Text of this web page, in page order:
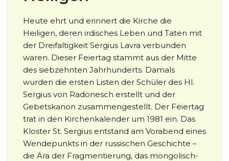
Heute ehrt und erinnert die Kirche die
Heiligen, deren irdisches Leben und Taten mit
der Dreifaltigkeit Sergius Lavra verbunden
waren. Dieser Feiertag stammt aus der Mitte
des siebzehnten Jahrhunderts. Damals
wurden die ersten Listen der Schüler des Hl.
Sergius von Radonesch erstellt und der
Gebetskanon zusammengestellt. Der Feiertag
trat in den Kirchenkalender um 1981 ein. Das
Kloster St. Sergius entstand am Vorabend eines
Wendepunkts in der russischen Geschichte –
die Ära der Fragmentierung, das mongolisch-